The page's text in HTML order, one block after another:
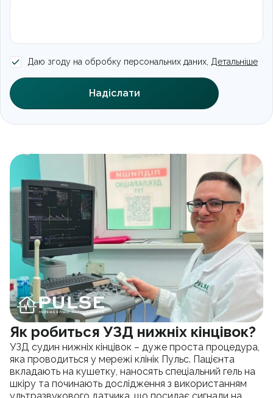
Даю згоду на обробку персональних даних, Детальніше
Надіслати
Як робиться УЗД нижніх кінцівок?
УЗД судин нижніх кінцівок – дуже проста процедура,
яка проводиться у мережі клінік Пульс. Пацієнта
вкладають на кушетку, наносять спеціальний гель на
шкіру та починають дослідження з використанням